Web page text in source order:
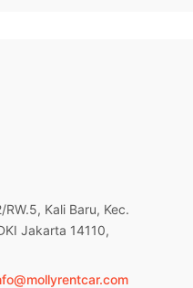
Kali Baru, Kec.
Jakarta 14110,